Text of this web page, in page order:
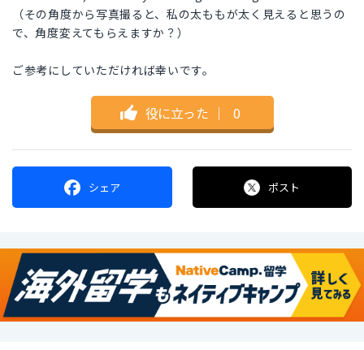
（その角度から写真撮ると、私の太ももが太く見えると思うの
で、角度変えてもらえますか？）
ご参考にしていただければ幸いです。
役に立った ｜ 0
シェア ポスト